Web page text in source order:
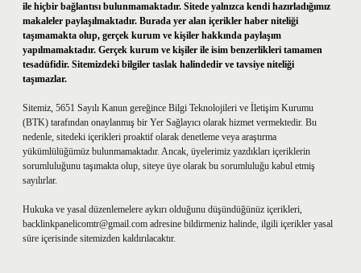
ile hiçbir bağlantısı bulunmamaktadır. Sitede yalnızca kendi hazırladığımız
makaleler paylaşılmaktadır. Burada yer alan içerikler haber niteliği
taşımamakta olup, gerçek kurum ve kişiler hakkında paylaşım
yapılmamaktadır. Gerçek kurum ve kişiler ile isim benzerlikleri tamamen
tesadüfidir. Sitemizdeki bilgiler taslak halindedir ve tavsiye niteliği
taşımazlar.
Sitemiz, 5651 Sayılı Kanun gereğince Bilgi Teknolojileri ve İletişim Kurumu
(BTK) tarafından onaylanmış bir Yer Sağlayıcı olarak hizmet vermektedir. Bu
nedenle, sitedeki içerikleri proaktif olarak denetleme veya araştırma
yükümlülüğümüz bulunmamaktadır. Ancak, üyelerimiz yazdıkları içeriklerin
sorumluluğunu taşımakta olup, siteye üye olarak bu sorumluluğu kabul etmiş
sayılırlar.
Hukuka ve yasal düzenlemelere aykırı olduğunu düşündüğünüz içerikleri,
backlinkpanelicomtr@gmail.com adresine bildirmeniz halinde, ilgili içerikler yasal
süre içerisinde sitemizden kaldırılacaktır.